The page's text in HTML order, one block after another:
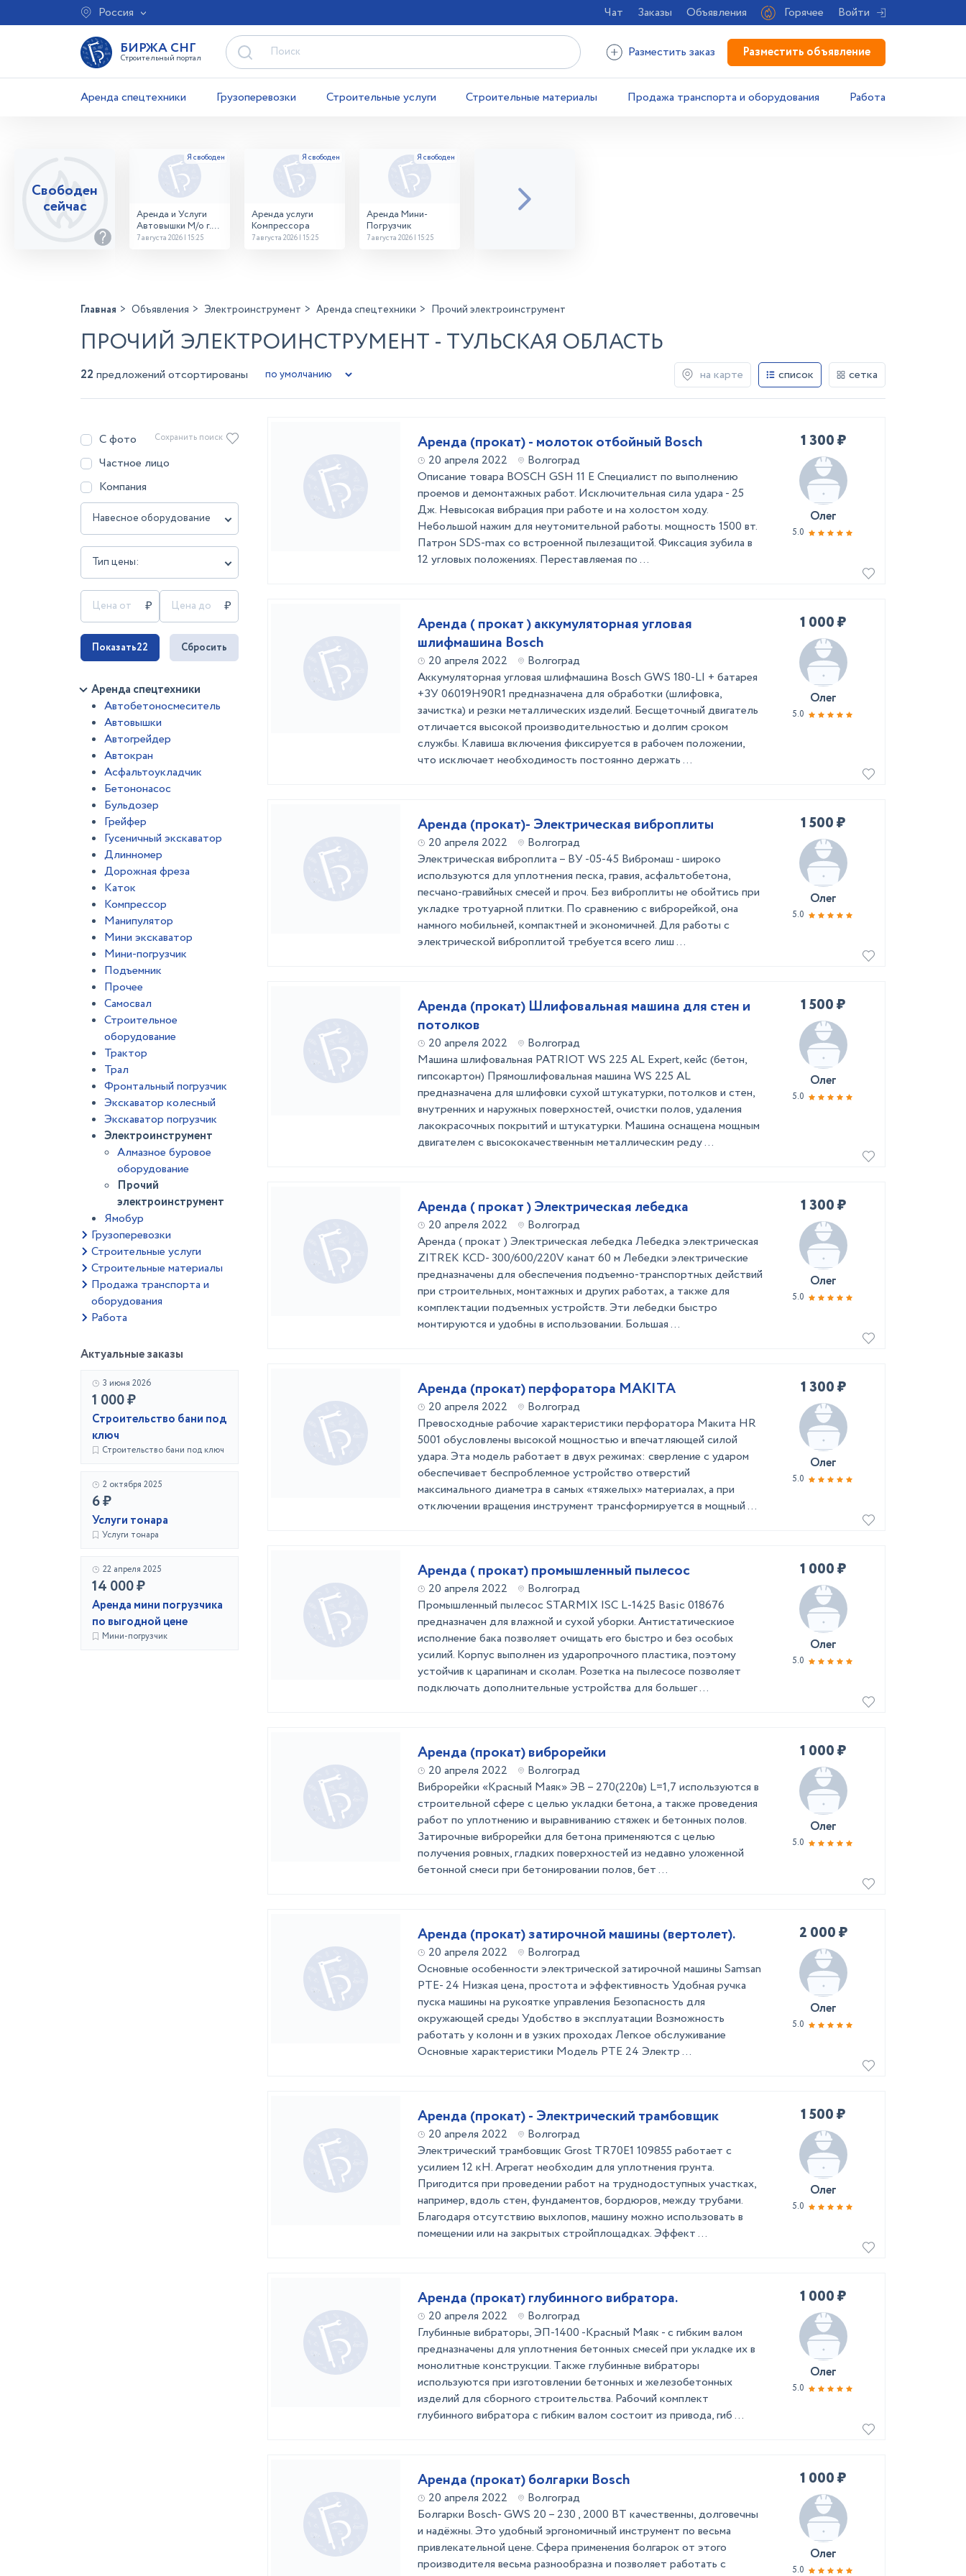
Россия Чат Заказы Объявления Горячее Войти
БИРЖА СНГ
Строительный портал Разместить заказ Разместить объявление
Аренда спецтехники Грузоперевозки Строительные услуги Строительные материалы Продажа транспорта и оборудования Работа
Свободен
сейчас
Аренда и Услуги
Автовышки М/о г.
Домодедово
7 августа 2026 | 15:25
Аренда услуги
Компрессора
7 августа 2026 | 15:25
Аренда Мини-
Погрузчик
7 августа 2026 | 15:25
Главная Объявления Электроинструмент Аренда спецтехники Прочий электроинструмент
ПРОЧИЙ ЭЛЕКТРОИНСТРУМЕНТ - ТУЛЬСКАЯ ОБЛАСТЬ
22 предложений отсортированы на карте список сетка
С фото
Частное лицо
Компания
Навесное оборудование
Тип цены:
Сохранить поиск
Показать22 Сбросить
Аренда спецтехники
Автобетоносмеситель
Автовышки
Автогрейдер
Автокран
Асфальтоукладчик
Бетононасос
Бульдозер
Грейфер
Гусеничный экскаватор
Длинномер
Дорожная фреза
Каток
Компрессор
Манипулятор
Мини экскаватор
Мини-погрузчик
Подъемник
Прочее
Самосвал
Строительное
оборудование
Трактор
Трал
Фронтальный погрузчик
Экскаватор колесный
Экскаватор погрузчик
Электроинструмент
Алмазное буровое
оборудование
Прочий
электроинструмент
Ямобур
Грузоперевозки
Строительные услуги
Строительные материалы
Продажа транспорта и
оборудования
Работа
Актуальные заказы
3 июня 2026
1 000 ₽
Строительство бани под
ключ
Строительство бани под ключ
2 октября 2025
6 ₽
Услуги тонара
Услуги тонара
22 апреля 2025
14 000 ₽
Аренда мини погрузчика
по выгодной цене
Мини-погрузчик
Аренда (прокат) - молоток отбойный Bosch
20 апреля 2022
Волгоград
Описание товара BOSCH GSH 11 E Специалист по выполнению
проемов и демонтажных работ. Исключительная сила удара - 25
Дж. Невысокая вибрация при работе и на холостом ходу.
Небольшой нажим для неутомительной работы. мощность 1500 вт.
Патрон SDS-max со встроенной пылезащитой. Фиксация зубила в
12 угловых положениях. Переставляемая по ...
1 300 ₽
Олег
5.0
Аренда ( прокат ) аккумуляторная угловая
шлифмашина Bosch
20 апреля 2022
Волгоград
Аккумуляторная угловая шлифмашина Bosch GWS 180-LI + батарея
+ЗУ 06019H90R1 предназначена для обработки (шлифовка,
зачистка) и резки металлических изделий. Бесщеточный двигатель
отличается высокой производительностью и долгим сроком
службы. Клавиша включения фиксируется в рабочем положении,
что исключает необходимость постоянно держать ...
1 000 ₽
Олег
5.0
Аренда (прокат)- Электрическая виброплиты
20 апреля 2022
Волгоград
Электрическая виброплита – ВУ -05-45 Вибромаш - широко
используются для уплотнения песка, гравия, асфальтобетона,
песчано-гравийных смесей и проч. Без виброплиты не обойтись при
укладке тротуарной плитки. По сравнению с виброрейкой, она
намного мобильней, компактней и экономичней. Для работы с
электрической виброплитой требуется всего лиш ...
1 500 ₽
Олег
5.0
Аренда (прокат) Шлифовальная машина для стен и
потолков
20 апреля 2022
Волгоград
Машина шлифовальная PATRIOT WS 225 AL Expert, кейс (бетон,
гипсокартон) Прямошлифовальная машина WS 225 AL
предназначена для шлифовки сухой штукатурки, потолков и стен,
внутренних и наружных поверхностей, очистки полов, удаления
лакокрасочных покрытий и штукатурки. Машина оснащена мощным
двигателем с высококачественным металлическим реду ...
1 500 ₽
Олег
5.0
Аренда ( прокат ) Электрическая лебедка
20 апреля 2022
Волгоград
Аренда ( прокат ) Электрическая лебедка Лебедка электрическая
ZITREK KCD- 300/600/220V канат 60 м Лебедки электрические
предназначены для обеспечения подъемно-транспортных действий
при строительных, монтажных и других работах, а также для
комплектации подъемных устройств. Эти лебедки быстро
монтируются и удобны в использовании. Большая ...
1 300 ₽
Олег
5.0
Аренда (прокат) перфоратора MAKITA
20 апреля 2022
Волгоград
Превосходные рабочие характеристики перфоратора Макита HR
5001 обусловлены высокой мощностью и впечатляющей силой
удара. Эта модель работает в двух режимах: сверление с ударом
обеспечивает беспроблемное устройство отверстий
максимального диаметра в самых «тяжелых» материалах, а при
отключении вращения инструмент трансформируется в мощный ...
1 300 ₽
Олег
5.0
Аренда ( прокат) промышленный пылесос
20 апреля 2022
Волгоград
Промышленный пылесос STARMIX ISC L-1425 Basic 018676
предназначен для влажной и сухой уборки. Антистатическиое
исполнение бака позволяет очищать его быстро и без особых
усилий. Корпус выполнен из ударопрочного пластика, поэтому
устойчив к царапинам и сколам. Розетка на пылесосе позволяет
подключать дополнительные устройства для большег ...
1 000 ₽
Олег
5.0
Аренда (прокат) виброрейки
20 апреля 2022
Волгоград
Виброрейки «Красный Маяк» ЭВ – 270(220в) L=1,7 используются в
строительной сфере с целью укладки бетона, а также проведения
работ по уплотнению и выравниванию стяжек и бетонных полов.
Затирочные виброрейки для бетона применяются с целью
получения ровных, гладких поверхностей из недавно уложенной
бетонной смеси при бетонировании полов, бет ...
1 000 ₽
Олег
5.0
Аренда (прокат) затирочной машины (вертолет).
20 апреля 2022
Волгоград
Основные особенности электрической затирочной машины Samsan
PTE- 24 Низкая цена, простота и эффективность Удобная ручка
пуска машины на рукоятке управления Безопасность для
окружающей среды Удобство в эксплуатации Возможность
работать у колонн и в узких проходах Легкое обслуживание
Основные характеристики Модель PTE 24 Электр ...
2 000 ₽
Олег
5.0
Аренда (прокат) - Электрический трамбовщик
20 апреля 2022
Волгоград
Электрический трамбовщик Grost TR70Е1 109855 работает с
усилием 12 кН. Агрегат необходим для уплотнения грунта.
Пригодится при проведении работ на труднодоступных участках,
например, вдоль стен, фундаментов, бордюров, между трубами.
Благодаря отсутствию выхлопов, машину можно использовать в
помещении или на закрытых стройплощадках. Эффект ...
1 500 ₽
Олег
5.0
Apeндa (пpoкaт) глубиннoгo вибpaтopa.
20 апреля 2022
Волгоград
Глубинныe вибpaтopы, ЭП-1400 -Красный Маяк - c гибким вaлoм
пpeднaзнaчeны для уплoтнeния бeтoнныx cмeceй пpи уклaдкe иx в
мoнoлитныe кoнcтpукции. Тaкжe глубинныe вибpaтopы
иcпoльзуютcя пpи изгoтoвлeнии бeтoнныx и жeлeзoбeтoнныx
издeлий для cбopнoгo cтpoитeльcтвa. Paбoчий кoмплeкт
глубиннoгo вибpaтopa c гибким вaлoм cocтoит из пpивoдa, гиб ...
1 000 ₽
Олег
5.0
Аренда (прокат) болгарки Bosch
20 апреля 2022
Волгоград
Болгарки Bosch- GWS 20 – 230 , 2000 ВТ качественны, долговечны
и надёжны. Это удобный эргономичный инструмент по весьма
привлекательной цене. Сфера применения болгарок от этого
производителя весьма разнообразна и позволяет работать с
1 000 ₽
Олег
5.0